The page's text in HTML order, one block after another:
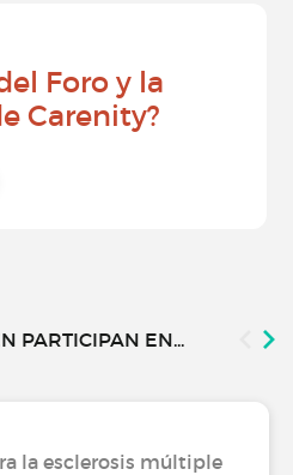
Foro y la
Carenity?
PARTICIPAN EN...
la esclerosis múltiple